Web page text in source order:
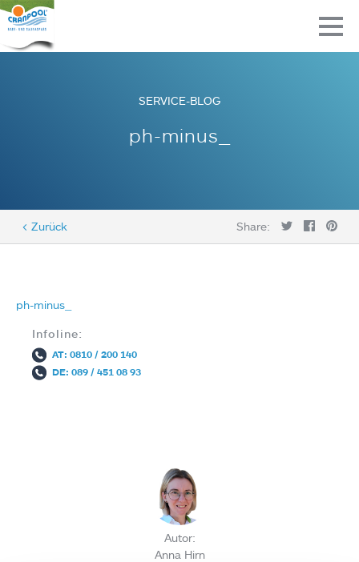
SERVICE-BLOG
ph-minus_
< Zurück Share:
ph-minus_
Infoline:
AT: 0810 / 200 140
DE: 089 / 451 08 93
Autor:
Anna Hirn